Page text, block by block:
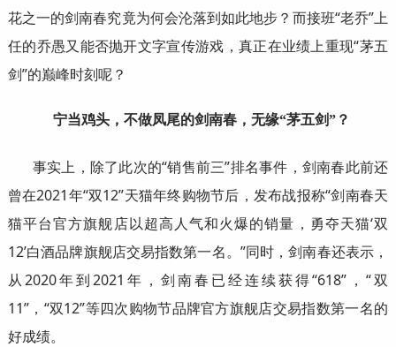
花之一的剑南春究竟为何会沦落到如此地步？而接班“老乔”上
任的乔愚又能否抛开文字宣传游戏，真正在业绩上重现“茅五
剑”的巅峰时刻呢？
宁当鸡头，不做凤尾的剑南春，无缘“茅五剑”？
事实上，除了此次的“销售前三”排名事件，剑南春此前还
曾在2021年“双12”天猫年终购物节后，发布战报称“剑南春天
猫平台官方旗舰店以超高人气和火爆的销量，勇夺天猫‘双
12’白酒品牌旗舰店交易指数第一名。”同时，剑南春还表示，
从2020年到2021年，剑南春已经连续获得“618”，“双
11”，“双12”等四次购物节品牌官方旗舰店交易指数第一名的
好成绩。